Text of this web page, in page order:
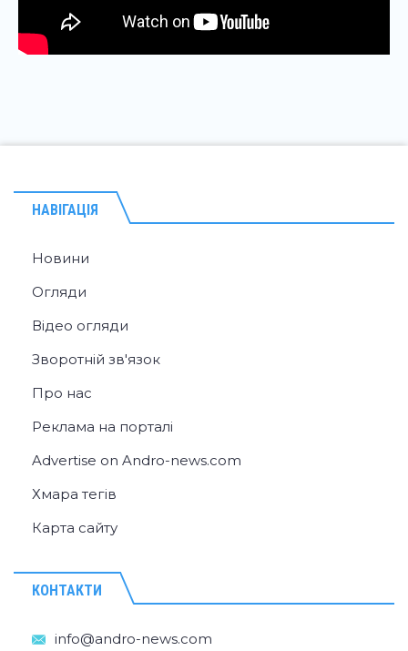
НАВІГАЦІЯ
Новини
Огляди
Відео огляди
Зворотній зв'язок
Про нас
Реклама на порталі
Advertise on Andro-news.com
Хмара тегів
Карта сайту
КОНТАКТИ